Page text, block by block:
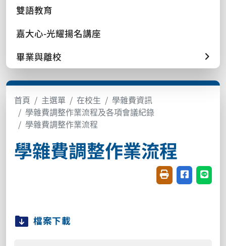
雙語教育
嘉大心-光耀揚名講座
畢業與離校
首頁 主選單 在校生
學雜費資訊
學雜費調整作業流程及各項會議紀錄
學雜費調整作業流程
學雜費調整作業流程
友善列印(開新視
分享至臉書
分享
檔案下載